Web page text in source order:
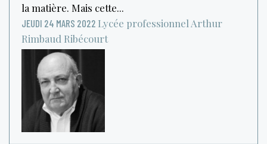
la matière. Mais cette...
JEUDI 24 MARS 2022 Lycée professionnel Arthur
Rimbaud Ribécourt